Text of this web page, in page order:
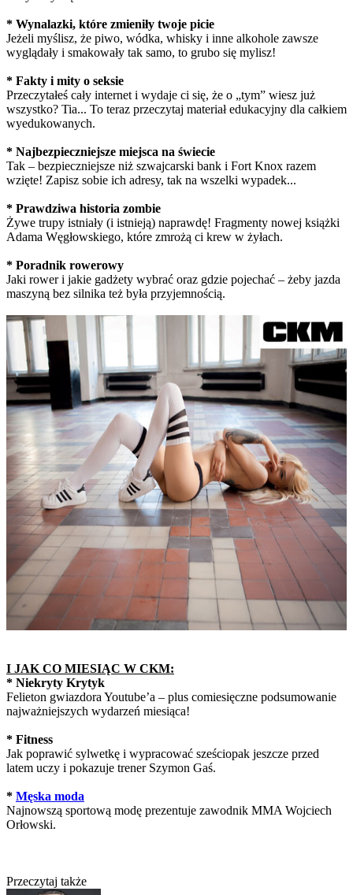
* Wynalazki, które zmieniły twoje picie
Jeżeli myślisz, że piwo, wódka, whisky i inne alkohole zawsze
wyglądały i smakowały tak samo, to grubo się mylisz!
* Fakty i mity o seksie
Przeczytałeś cały internet i wydaje ci się, że o „tym” wiesz już
wszystko? Tia... To teraz przeczytaj materiał edukacyjny dla całkiem
wyedukowanych.
* Najbezpieczniejsze miejsca na świecie
Tak – bezpieczniejsze niż szwajcarski bank i Fort Knox razem
wzięte! Zapisz sobie ich adresy, tak na wszelki wypadek...
* Prawdziwa historia zombie
Żywe trupy istniały (i istnieją) naprawdę! Fragmenty nowej książki
Adama Węgłowskiego, które zmrożą ci krew w żyłach.
* Poradnik rowerowy
Jaki rower i jakie gadżety wybrać oraz gdzie pojechać – żeby jazda
maszyną bez silnika też była przyjemnością.
I JAK CO MIESIĄC W CKM:
* Niekryty Krytyk
Felieton gwiazdora Youtube’a – plus comiesięczne podsumowanie
najważniejszych wydarzeń miesiąca!
* Fitness
Jak poprawić sylwetkę i wypracować sześciopak jeszcze przed
latem uczy i pokazuje trener Szymon Gaś.
* Męska moda
Najnowszą sportową modę prezentuje zawodnik MMA Wojciech
Orłowski.
Przeczytaj także